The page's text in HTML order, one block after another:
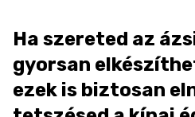
Ha szereted az
gyorsan
ezek is biztosan